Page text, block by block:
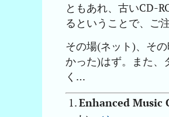
ともあれ、古いCD-
るということで、ご
その場(ネット)、そ
かった)はず。また、
く…
Enhanced Music